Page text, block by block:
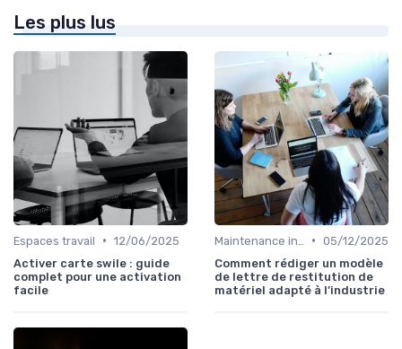
Les plus lus
Espaces travail • 12/06/2025
Activer carte swile : guide
complet pour une activation
facile
• 05/12/2025
Comment rédiger un modèle
de lettre de restitution de
matériel adapté à l’industrie